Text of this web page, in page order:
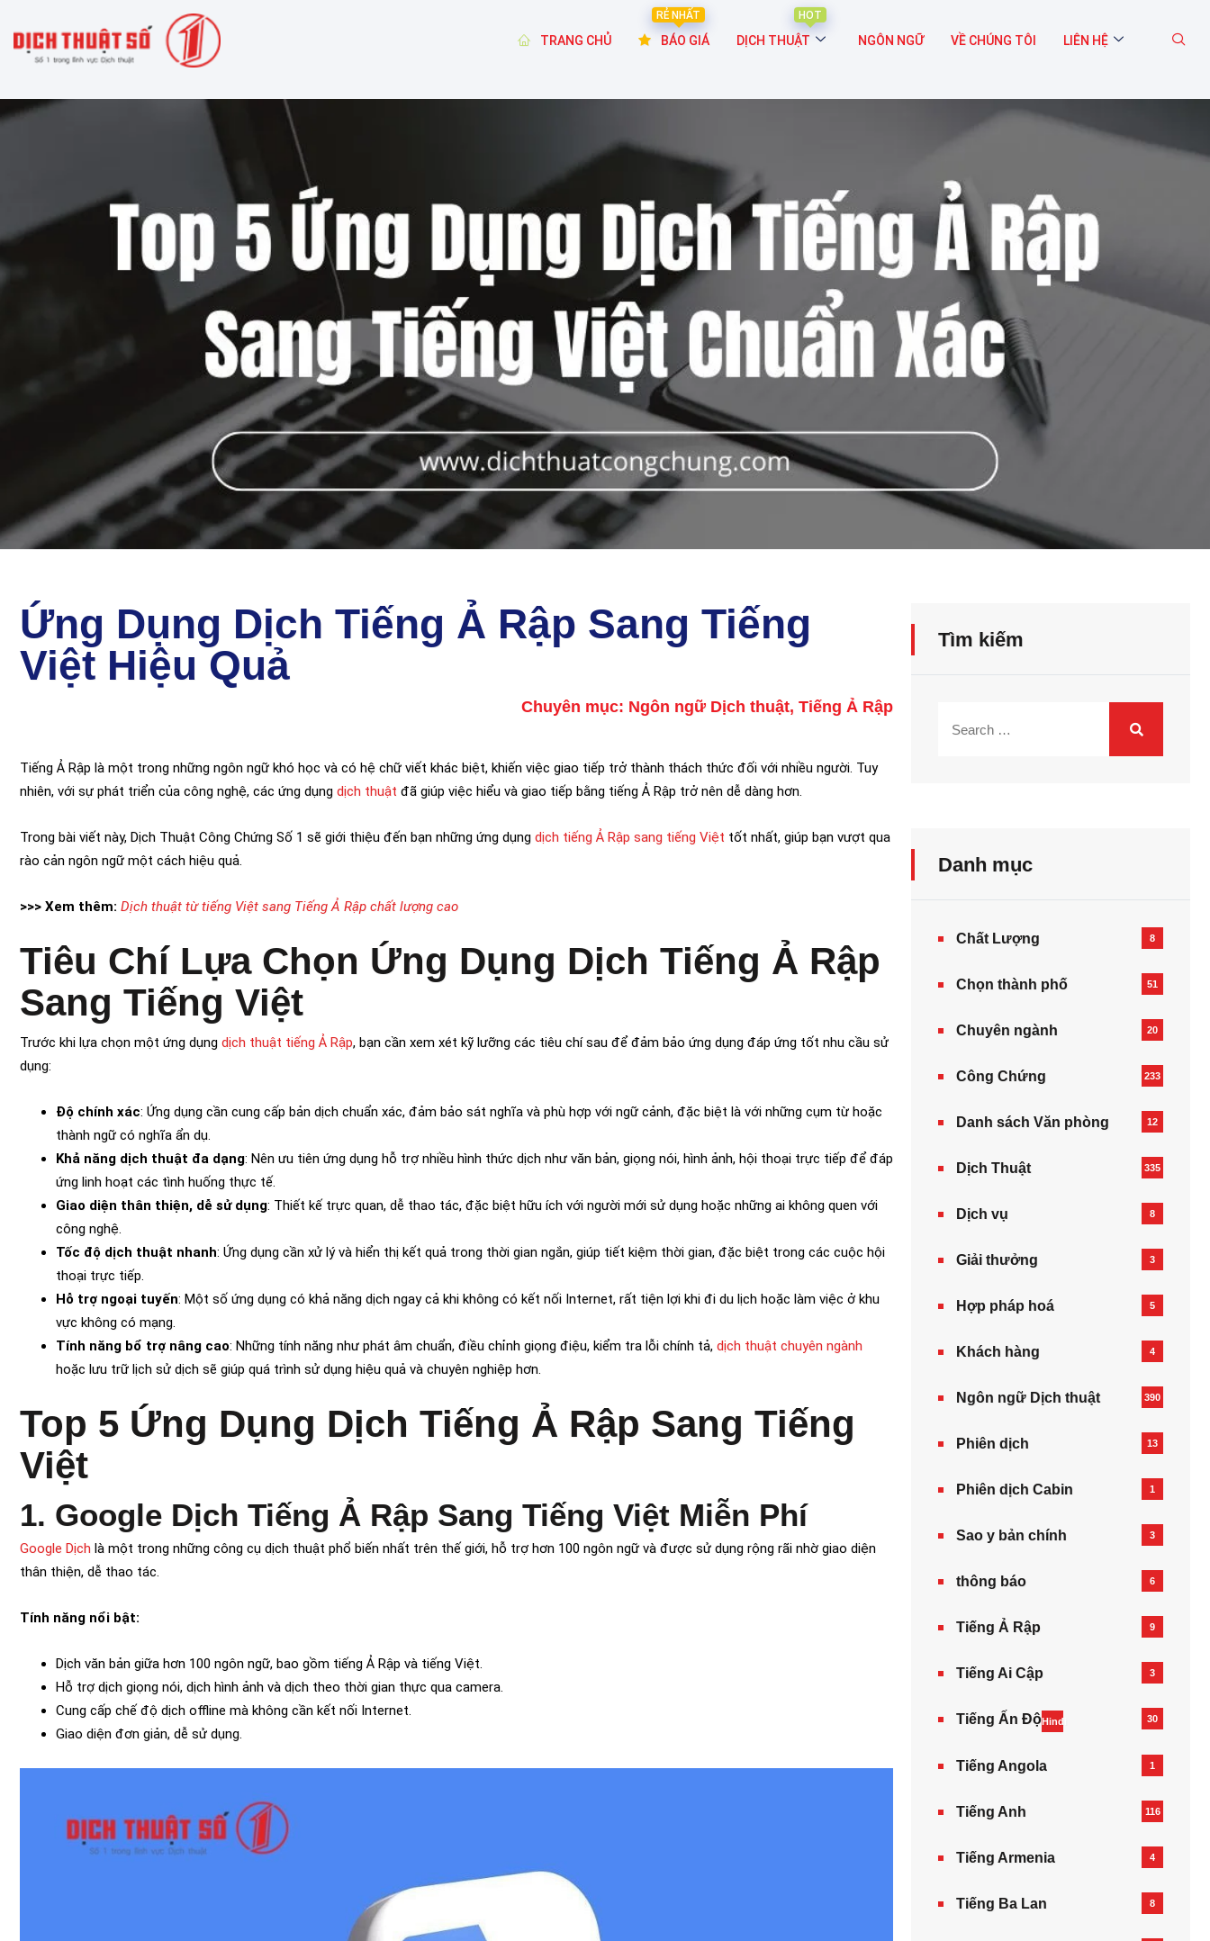
TRANG CHỦ
RẺ NHẤT
BÁO GIÁ
HOT
DỊCH THUẬT NGÔN NGỮ VỀ CHÚNG TÔI LIÊN HỆ
Ứng Dụng Dịch Tiếng Ả Rập Sang Tiếng
Việt Hiệu Quả
Chuyên mục: Ngôn ngữ Dịch thuật, Tiếng Ả Rập
Tiếng Ả Rập là một trong những ngôn ngữ khó học và có hệ chữ viết khác biệt, khiến việc giao tiếp trở thành thách thức đối với nhiều người. Tuy
nhiên, với sự phát triển của công nghệ, các ứng dụng dịch thuật đã giúp việc hiểu và giao tiếp bằng tiếng Ả Rập trở nên dễ dàng hơn.
Trong bài viết này, Dịch Thuật Công Chứng Số 1 sẽ giới thiệu đến bạn những ứng dụng dịch tiếng Ả Rập sang tiếng Việt tốt nhất, giúp bạn vượt qua
rào cản ngôn ngữ một cách hiệu quả.
>>> Xem thêm: Dịch thuật từ tiếng Việt sang Tiếng Ả Rập chất lượng cao
Tiêu Chí Lựa Chọn Ứng Dụng Dịch Tiếng Ả Rập
Sang Tiếng Việt
Trước khi lựa chọn một ứng dụng dịch thuật tiếng Ả Rập, bạn cần xem xét kỹ lưỡng các tiêu chí sau để đảm bảo ứng dụng đáp ứng tốt nhu cầu sử
dụng:
Độ chính xác: Ứng dụng cần cung cấp bản dịch chuẩn xác, đảm bảo sát nghĩa và phù hợp với ngữ cảnh, đặc biệt là với những cụm từ hoặc
thành ngữ có nghĩa ẩn dụ.
Khả năng dịch thuật đa dạng: Nên ưu tiên ứng dụng hỗ trợ nhiều hình thức dịch như văn bản, giọng nói, hình ảnh, hội thoại trực tiếp để đáp
ứng linh hoạt các tình huống thực tế.
Giao diện thân thiện, dễ sử dụng: Thiết kế trực quan, dễ thao tác, đặc biệt hữu ích với người mới sử dụng hoặc những ai không quen với
công nghệ.
Tốc độ dịch thuật nhanh: Ứng dụng cần xử lý và hiển thị kết quả trong thời gian ngắn, giúp tiết kiệm thời gian, đặc biệt trong các cuộc hội
thoại trực tiếp.
Hỗ trợ ngoại tuyến: Một số ứng dụng có khả năng dịch ngay cả khi không có kết nối Internet, rất tiện lợi khi đi du lịch hoặc làm việc ở khu
vực không có mạng.
Tính năng bổ trợ nâng cao: Những tính năng như phát âm chuẩn, điều chỉnh giọng điệu, kiểm tra lỗi chính tả, dịch thuật chuyên ngành
hoặc lưu trữ lịch sử dịch sẽ giúp quá trình sử dụng hiệu quả và chuyên nghiệp hơn.
Top 5 Ứng Dụng Dịch Tiếng Ả Rập Sang Tiếng
Việt
1. Google Dịch Tiếng Ả Rập Sang Tiếng Việt Miễn Phí
Google Dịch là một trong những công cụ dịch thuật phổ biến nhất trên thế giới, hỗ trợ hơn 100 ngôn ngữ và được sử dụng rộng rãi nhờ giao diện
thân thiện, dễ thao tác.
Tính năng nổi bật:
Dịch văn bản giữa hơn 100 ngôn ngữ, bao gồm tiếng Ả Rập và tiếng Việt.
Hỗ trợ dịch giọng nói, dịch hình ảnh và dịch theo thời gian thực qua camera.
Cung cấp chế độ dịch offline mà không cần kết nối Internet.
Giao diện đơn giản, dễ sử dụng.
Tìm kiếm
Danh mục
Chất Lượng 8
Chọn thành phố 51
Chuyên ngành 20
Công Chứng 233
Danh sách Văn phòng 12
Dịch Thuật 335
Dịch vụ 8
Giải thưởng 3
Hợp pháp hoá 5
Khách hàng 4
Ngôn ngữ Dịch thuật 390
Phiên dịch 13
Phiên dịch Cabin 1
Sao y bản chính 3
thông báo 6
Tiếng Ả Rập 9
Tiếng Ai Cập 3
Tiếng Ấn ĐộHindi 30
Tiếng Angola 1
Tiếng Anh 116
Tiếng Armenia‎ 4
Tiếng Ba Lan 8